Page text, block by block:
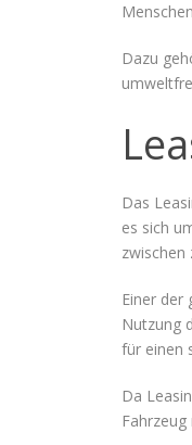
Dazu
Das
es sich
zwischen
Einer der
Nutzung
für einen
Da